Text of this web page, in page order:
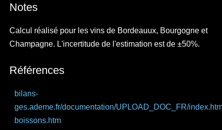
Notes
Calcul réalisé pour les vins de Bordeauux, Bourgogne et
Champagne. L'incertitude de l'estimation est de ±50%.
Références
bilans-
ges.ademe.fr/documentation/UPLOAD_DOC_FR/
boissons.htm